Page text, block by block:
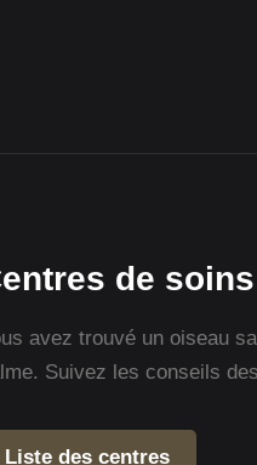
de soins
avez trouvé un oiseau
Suivez les conseils
Liste des centres